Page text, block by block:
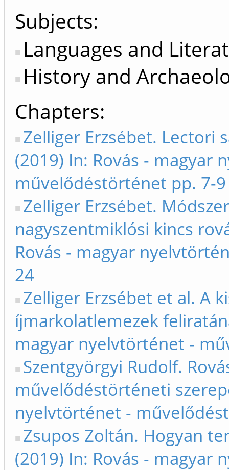
Subjects:
Languages and
History and
Chapters
Zelliger Erzsébet. Lectori
(2019) In: Rovás - magyar
művelődéstörténet pp. 7-9
Zelliger Erzsébet.
nagyszentmiklósi kincs
Rovás - magyar
24
Zelliger Erzsébet et al. A
íjmarkolatlemezek
magyar nyelvtörténet -
Szentgyörgyi Rudolf.
művelődéstörténeti
nyelvtörténet -
Zsupos Zoltán. Hogyan
(2019) In: Rovás - magyar